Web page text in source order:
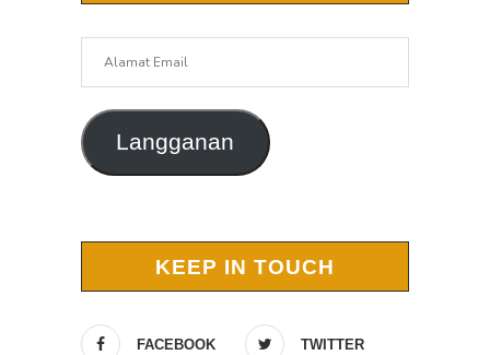
Langganan
KEEP IN TOUCH
FACEBOOK TWITTER